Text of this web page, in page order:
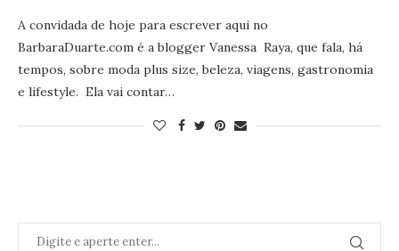
A convidada de hoje para escrever aqui no
BarbaraDuarte.com é a blogger Vanessa Raya, que fala, há
tempos, sobre moda plus size, beleza, viagens, gastronomia
e lifestyle. Ela vai contar…